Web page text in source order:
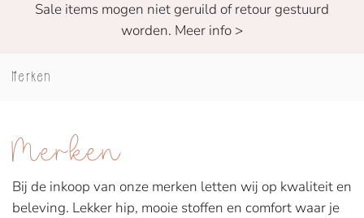
Sale items mogen niet geruild of retour gestuurd
worden. Meer info >
Merken
Merken
Bij de inkoop van onze merken letten wij op kwaliteit en
beleving. Lekker hip, mooie stoffen en comfort waar je